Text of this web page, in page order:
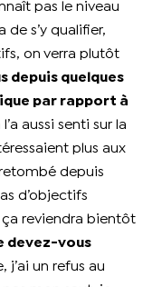
pas le niveau
de s’y qualifier,
on verra plutôt
depuis quelques
par rapport à
aussi senti sur la
plus aux
retombé depuis
d’objectifs
ça reviendra bientôt
devez-vous
j’ai un refus au